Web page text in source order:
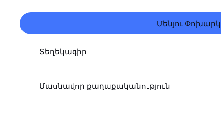
Մենյու
Տեղեկագիր
Մասնավոր քաղաքականություն